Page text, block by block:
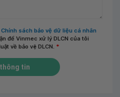
Chính sách bảo vệ dữ liệu cá nhân
để Vinmec xử lý DLCN của tôi
về bảo vệ DLCN. *
tin